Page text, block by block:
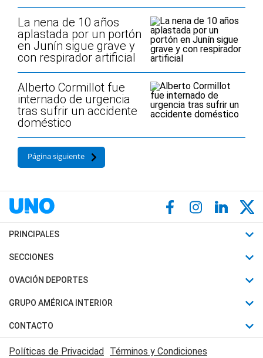
La nena de 10 años
aplastada por un portón
en Junín sigue grave y
con respirador artificial
Alberto Cormillot fue
internado de urgencia
tras sufrir un accidente
doméstico
Página siguiente
PRINCIPALES
Últimas Noticias
Política
Judiciales
Economia
SECCIONES
Horóscopo
Motores
Trucos caseros
Series y Películas
OVACIÓN DEPORTES
Fútbol
Mundial
Automovilismo
GRUPO AMÉRICA INTERIOR
Canal 7 en Vivo
CONTACTO
Acerca de Nosotros
Políticas de Privacidad Términos y Condiciones